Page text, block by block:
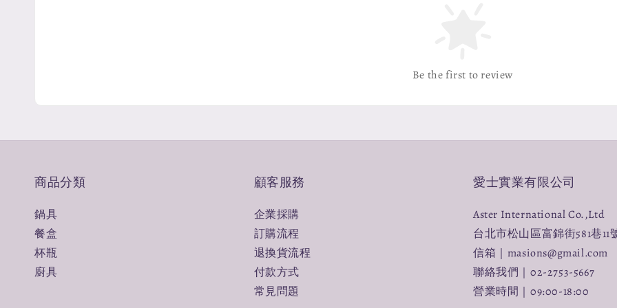
Be the first to review
商品分類
鍋具
餐盒
杯瓶
廚具
顧客服務
企業採購
訂購流程
退換貨流程
付款方式
常見問題
愛士實業有限公司
Aster International Co.,Ltd
台北市松山區富錦街581巷11
信箱｜masions@gmail.com
聯絡我們｜02-2753-5667
營業時間｜09:00-18:00